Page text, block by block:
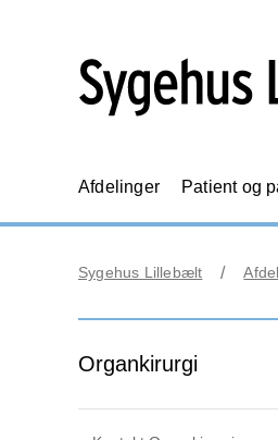
Afdelinger Patient og
Sygehus Lillebælt
Organkirurgi